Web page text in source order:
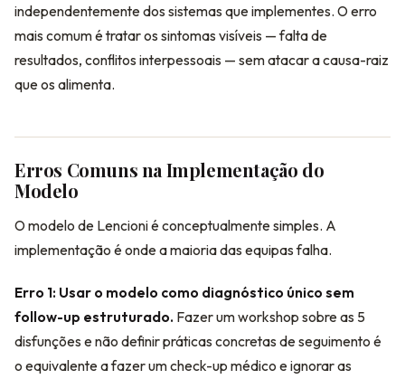
independentemente dos sistemas que implementes. O erro
mais comum é tratar os sintomas visíveis — falta de
resultados, conflitos interpessoais — sem atacar a causa-raiz
que os alimenta.
Erros Comuns na Implementação do
Modelo
O modelo de Lencioni é conceptualmente simples. A
implementação é onde a maioria das equipas falha.
Erro 1: Usar o modelo como diagnóstico único sem
follow-up estruturado. Fazer um workshop sobre as 5
disfunções e não definir práticas concretas de seguimento é
o equivalente a fazer um check-up médico e ignorar as